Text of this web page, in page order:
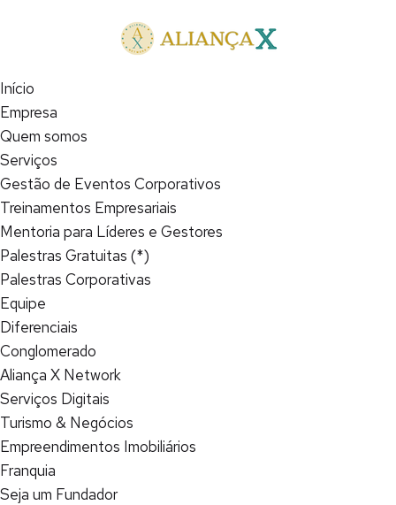
Início
Empresa
Quem somos
Serviços
Gestão de Eventos Corporativos
Treinamentos Empresariais
Mentoria para Líderes e Gestores
Palestras Gratuitas (*)
Palestras Corporativas
Equipe
Diferenciais
Conglomerado
Aliança X Network
Serviços Digitais
Turismo & Negócios
Empreendimentos Imobiliários
Franquia
Seja um Fundador